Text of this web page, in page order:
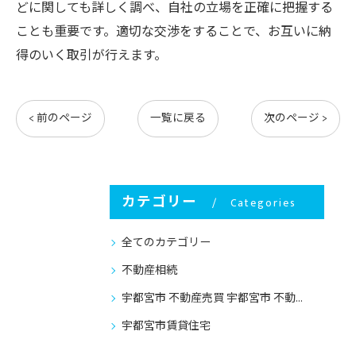
どに関しても詳しく調べ、自社の立場を正確に把握する
ことも重要です。適切な交渉をすることで、お互いに納
得のいく取引が行えます。
< 前のページ 一覧に戻る 次のページ >
カテゴリー Categories
全てのカテゴリー
不動産相続
宇都宮市 不動産売買 宇都宮市 不動産売却
宇都宮市賃貸住宅